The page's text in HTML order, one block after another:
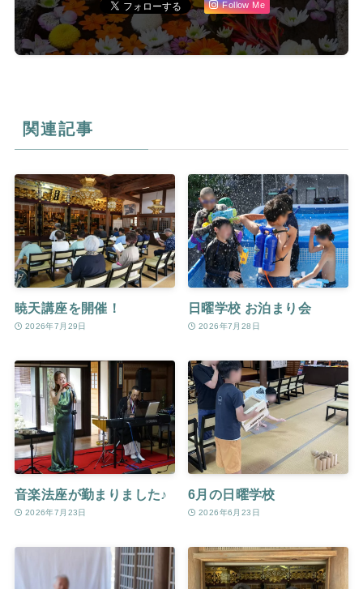
Follow Me
関連記事
暁天講座を開催！
2026年7月29日
日曜学校 お泊まり会
2026年7月28日
音楽法座が勤まりました♪
2026年7月23日
6月の日曜学校
2026年6月23日